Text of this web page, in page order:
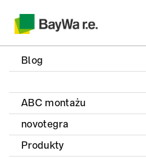
Blog
ABC montażu
novotegra
Produkty